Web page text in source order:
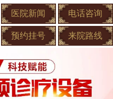
医院新闻 电话咨询
预约挂号 来院路线